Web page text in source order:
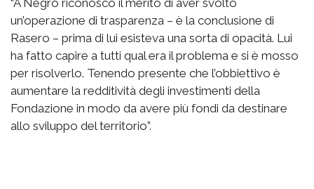
un’operazione di trasparenza – è la conclusione di
Rasero – prima di lui esisteva una sorta di opacità. Lui
ha fatto capire a tutti qual era il problema e si è mosso
per risolverlo. Tenendo presente che l’obbiettivo è
aumentare la redditività degli investimenti della
Fondazione in modo da avere più fondi da destinare
allo sviluppo del territorio”.